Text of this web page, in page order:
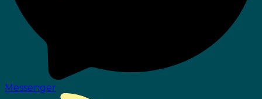
Messenger